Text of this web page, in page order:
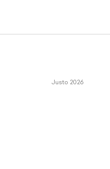
Justo 2026